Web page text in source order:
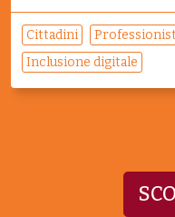
Cittadini
Inclusione digitale